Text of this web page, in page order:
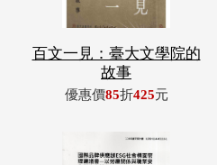
百文一見：臺大文學院的
故事
優惠價85折425元